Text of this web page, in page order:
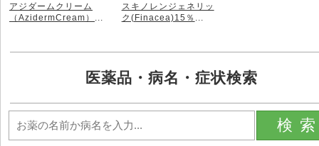
アジダームクリーム
（AzidermCream）
スキノレンジェネリッ
ク(Finacea)15％
医薬品・病名・症状検索
検